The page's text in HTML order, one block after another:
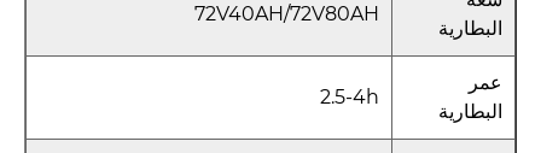
البطارية
72V40AH/72V80AH
عمر
البطارية
2.5-4h